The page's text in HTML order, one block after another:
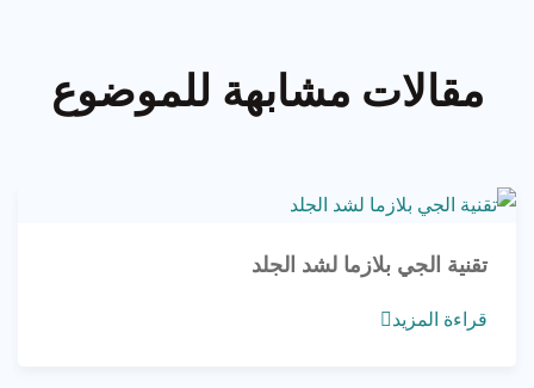
مقالات مشابهة للموضوع
تقنية الجي بلازما لشد الجلد
قراءة المزيد